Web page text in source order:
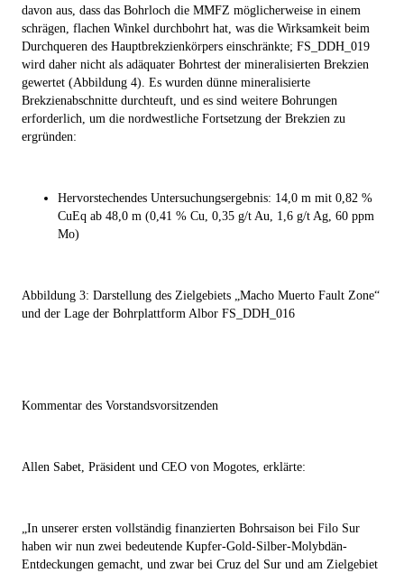
davon aus, dass das Bohrloch die MMFZ möglicherweise in einem
schrägen, flachen Winkel durchbohrt hat, was die Wirksamkeit beim
Durchqueren des Hauptbrekzienkörpers einschränkte; FS_DDH_019
wird daher nicht als adäquater Bohrtest der mineralisierten Brekzien
gewertet (Abbildung 4). Es wurden dünne mineralisierte
Brekzienabschnitte durchteuft, und es sind weitere Bohrungen
erforderlich, um die nordwestliche Fortsetzung der Brekzien zu
ergründen:
Hervorstechendes Untersuchungsergebnis: 14,0 m mit 0,82 %
CuEq ab 48,0 m (0,41 % Cu, 0,35 g/t Au, 1,6 g/t Ag, 60 ppm
Mo)
Abbildung 3: Darstellung des Zielgebiets „Macho Muerto Fault Zone“
und der Lage der Bohrplattform Albor FS_DDH_016
Kommentar des Vorstandsvorsitzenden
Allen Sabet, Präsident und CEO von Mogotes, erklärte:
„In unserer ersten vollständig finanzierten Bohrsaison bei Filo Sur
haben wir nun zwei bedeutende Kupfer-Gold-Silber-Molybdän-
Entdeckungen gemacht, und zwar bei Cruz del Sur und am Zielgebiet